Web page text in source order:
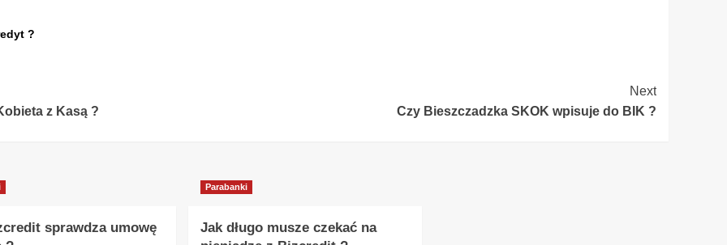
?
z Kasą ?
Next
Czy Bieszczadzka SKOK wpisuje do BIK ?
sprawdza umowę
Parabanki
Jak długo musze czekać na